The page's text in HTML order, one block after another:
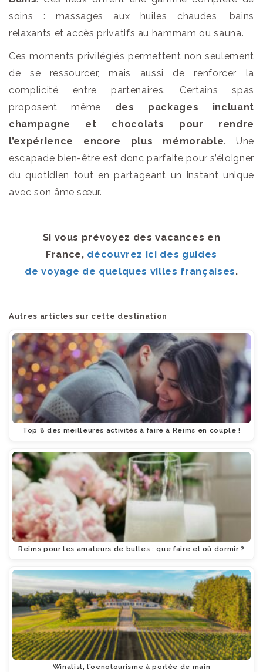
soins : massages aux huiles chaudes, bains
relaxants et accès privatifs au hammam ou sauna.
Ces moments privilégiés permettent non seulement
de se ressourcer, mais aussi de renforcer la
complicité entre partenaires. Certains spas
proposent même des packages incluant
champagne et chocolats pour rendre
l’expérience encore plus mémorable. Une
escapade bien-être est donc parfaite pour s’éloigner
du quotidien tout en partageant un instant unique
avec son âme sœur.
Si vous prévoyez des vacances en
France, découvrez ici des guides
de voyage de quelques villes françaises.
Autres articles sur cette destination
Top 8 des meilleures activités à faire à Reims en couple !
Reims pour les amateurs de bulles : que faire et où dormir ?
Winalist, l’oenotourisme à portée de main